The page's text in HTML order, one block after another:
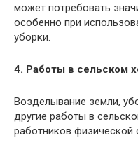
может потребовать
особенно при
уборки.
4. Работы в сельском
Возделывание земли,
другие работы в
работников физической